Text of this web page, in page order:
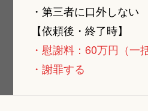
・第三者に口外しない
【依頼後・終了時】
・慰謝料：60万円（一
・謝罪する